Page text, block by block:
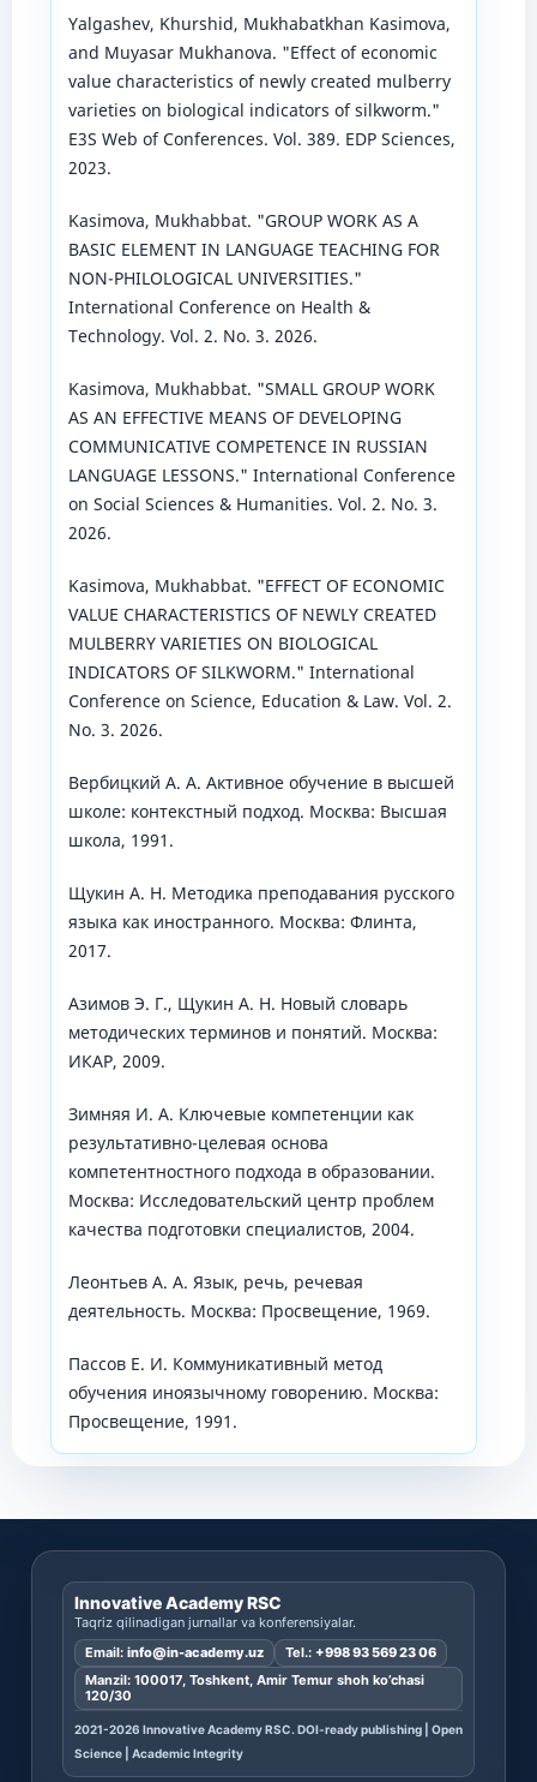
Yalgashev, Khurshid, Mukhabatkhan Kasimova,
and Muyasar Mukhanova. "Effect of economic
value characteristics of newly created mulberry
varieties on biological indicators of silkworm."
E3S Web of Conferences. Vol. 389. EDP Sciences,
2023.
Kasimova, Mukhabbat. "GROUP WORK AS A
BASIC ELEMENT IN LANGUAGE TEACHING FOR
NON-PHILOLOGICAL UNIVERSITIES."
International Conference on Health &
Technology. Vol. 2. No. 3. 2026.
Kasimova, Mukhabbat. "SMALL GROUP WORK
AS AN EFFECTIVE MEANS OF DEVELOPING
COMMUNICATIVE COMPETENCE IN RUSSIAN
LANGUAGE LESSONS." International Conference
on Social Sciences & Humanities. Vol. 2. No. 3.
2026.
Kasimova, Mukhabbat. "EFFECT OF ECONOMIC
VALUE CHARACTERISTICS OF NEWLY CREATED
MULBERRY VARIETIES ON BIOLOGICAL
INDICATORS OF SILKWORM." International
Conference on Science, Education & Law. Vol. 2.
No. 3. 2026.
Вербицкий А. А. Активное обучение в высшей
школе: контекстный подход. Москва: Высшая
школа, 1991.
Щукин А. Н. Методика преподавания русского
языка как иностранного. Москва: Флинта,
2017.
Азимов Э. Г., Щукин А. Н. Новый словарь
методических терминов и понятий. Москва:
ИКАР, 2009.
Зимняя И. А. Ключевые компетенции как
результативно-целевая основа
компетентностного подхода в образовании.
Москва: Исследовательский центр проблем
качества подготовки специалистов, 2004.
Леонтьев А. А. Язык, речь, речевая
деятельность. Москва: Просвещение, 1969.
Пассов Е. И. Коммуникативный метод
обучения иноязычному говорению. Москва:
Просвещение, 1991.
Innovative Academy RSC
Taqriz qilinadigan jurnallar va konferensiyalar.
Email: info@in-academy.uz Tel.: +998 93 569 23 06
Manzil: 100017, Toshkent, Amir Temur shoh ko’chasi
120/30
2021-2026 Innovative Academy RSC. DOI-ready publishing | Open
Science | Academic Integrity